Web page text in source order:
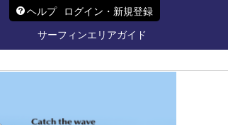
ヘルプ ログイン・新規登録
サーフィンエリアガイド